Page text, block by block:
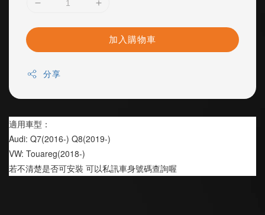
加入購物車
分享
適用車型：
Audi: Q7(2016-) Q8(2019-)
VW: Touareg(2018-)
若不清楚是否可安裝 可以私訊車身號碼查詢喔